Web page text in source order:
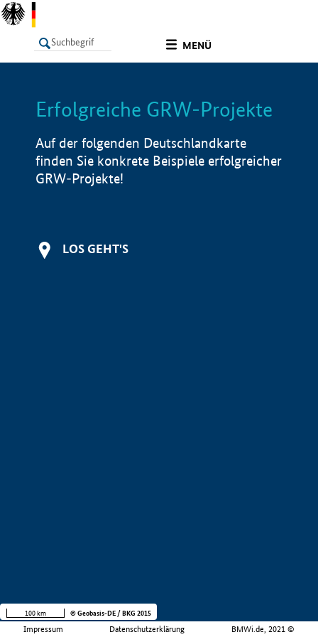
MENÜ
LISTE Info
Erfolgreiche GRW-Projekte
Auf der folgenden Deutschlandkarte
finden Sie konkrete Beispiele erfolgreicher
GRW-Projekte!
LOS GEHT'S
Impressum Datenschutzerklärung BMWi.de, 2021 ©
100 km © Geobasis-DE / BKG 2015